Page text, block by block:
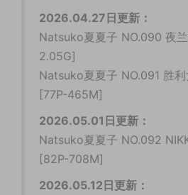
2026.04.27日更新：
Natsuko夏夏子 NO.090 夜
2.05G]
Natsuko夏夏子 NO.091 胜
[77P-465M]
2026.05.01日更新：
Natsuko夏夏子 NO.092
[82P-708M]
2026.05.12日更新：